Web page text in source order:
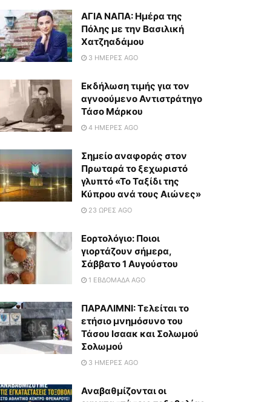
ΑΓΙΑ ΝΑΠΑ: Ημέρα της
Πόλης με την Βασιλική
Χατζηαδάμου
3 ΗΜΈΡΕΣ AGO
Εκδήλωση τιμής για τον
αγνοούμενο Αντιστράτηγο
Τάσο Μάρκου
4 ΗΜΈΡΕΣ AGO
Σημείο αναφοράς στον
Πρωταρά το ξεχωριστό
γλυπτό «Το Ταξίδι της
Κύπρου ανά τους Αιώνες»
23 ΏΡΕΣ AGO
Εορτολόγιο: Ποιοι
γιορτάζουν σήμερα,
Σάββατο 1 Αυγούστου
1 ΕΒΔΟΜΆΔΑ AGO
ΠΑΡΑΛΙΜΝΙ: Τελείται το
ετήσιο μνημόσυνο του
Τάσου Ισαακ και Σολωμού
Σολωμού
3 ΗΜΈΡΕΣ AGO
Αναβαθμίζονται οι